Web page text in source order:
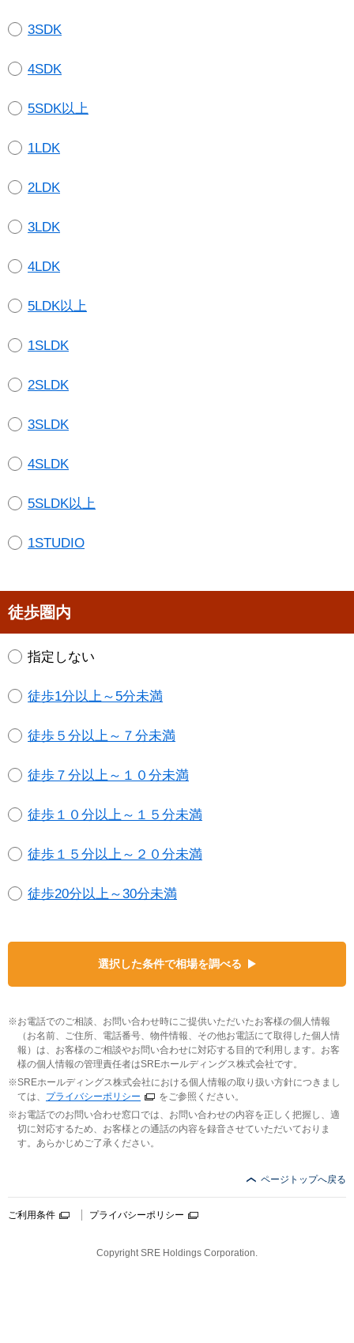
3SDK
4SDK
5SDK以上
1LDK
2LDK
3LDK
4LDK
5LDK以上
1SLDK
2SLDK
3SLDK
4SLDK
5SLDK以上
1STUDIO
徒歩圏内
指定しない
徒歩1分以上～5分未満
徒歩５分以上～７分未満
徒歩７分以上～１０分未満
徒歩１０分以上～１５分未満
徒歩１５分以上～２０分未満
徒歩20分以上～30分未満
選択した条件で相場を調べる
お電話でのご相談、お問い合わせ時にご提供いただいたお客様の個人情報
（お名前、ご住所、電話番号、物件情報、その他お電話にて取得した個人情
報）は、お客様のご相談やお問い合わせに対応する目的で利用します。お客
様の個人情報の管理責任者はSREホールディングス株式会社です。
SREホールディングス株式会社における個人情報の取り扱い方針につきまし
ては、 プライバシーポリシー
をご参照ください。
お電話でのお問い合わせ窓口では、お問い合わせの内容を正しく把握し、適
切に対応するため、お客様との通話の内容を録音させていただいておりま
す。あらかじめご了承ください。
ページトップへ戻る
ご利用条件 プライバシーポリシー
Copyright SRE Holdings Corporation.